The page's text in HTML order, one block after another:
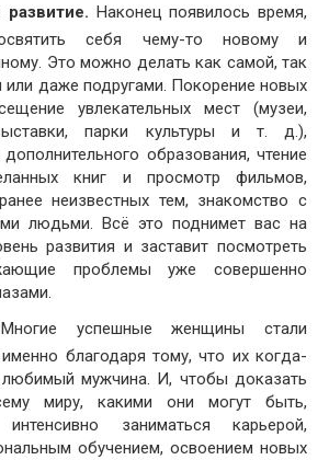
Наконец появилось время,
себя чему-то новому и
Это можно делать как самой, так
или даже подругами. Покорение новых
увлекательных мест (музеи,
парки культуры и т. д.),
дополнительного образования, чтение
книг и просмотр фильмов,
неизвестных тем, знакомство с
людьми. Всё это поднимет вас на
развития и заставит посмотреть
проблемы уже совершенно
успешные женщины стали
благодаря тому, что их когда-
любимый мужчина. И, чтобы доказать
миру, какими они могут быть,
интенсивно заниматься карьерой,
обучением, освоением новых